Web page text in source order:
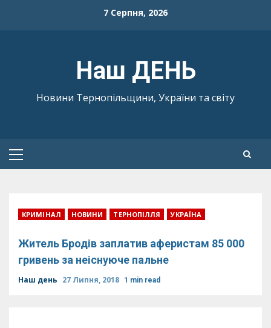
7 Серпня, 2026
Наш ДЕНЬ
Новини Тернопільщини, України та світу
Primary
КРИМІНАЛ НОВИНИ ТЕРНОПІЛЛЯ УКРАЇНА
Житель Бродів заплатив аферистам 85 000
гривень за неіснуюче пальне
Наш день 27 Липня, 2018 1 min read